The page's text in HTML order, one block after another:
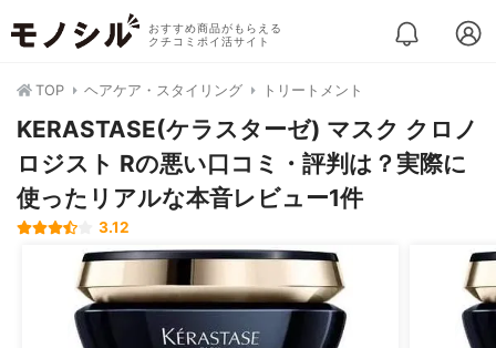
おすすめ商品がもらえる
クチコミポイ活サイト
TOP ヘアケア・スタイリング トリートメント
KERASTASE(ケラスターゼ) マスク クロノ
ロジスト Rの悪い口コミ・評判は？実際に
使ったリアルな本音レビュー1件
3.12